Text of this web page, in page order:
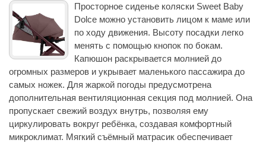
Просторное сиденье коляски Sweet Baby
Dolce можно установить лицом к маме или
по ходу движения. Высоту посадки легко
менять с помощью кнопок по бокам.
Капюшон раскрывается молнией до
огромных размеров и укрывает маленького пассажира до
самых ножек. Для жаркой погоды предусмотрена
дополнительная вентиляционная секция под молнией. Она
пропускает свежий воздух внутрь, позволяя ему
циркулировать вокруг ребёнка, создавая комфортный
микроклимат. Мягкий съёмный матрасик обеспечивает